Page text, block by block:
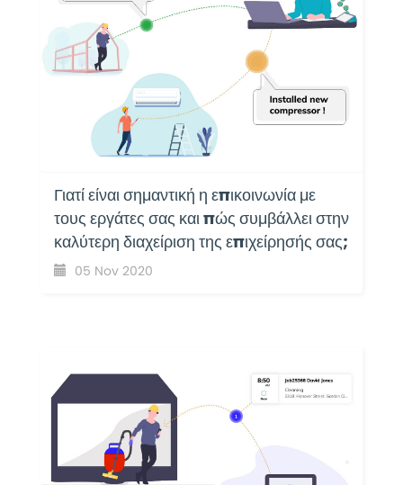
Γιατί είναι σημαντική η επικοινωνία με
τους εργάτες σας και πώς συμβάλλει στην
καλύτερη διαχείριση της επιχείρησής σας;
05 Nov 2020